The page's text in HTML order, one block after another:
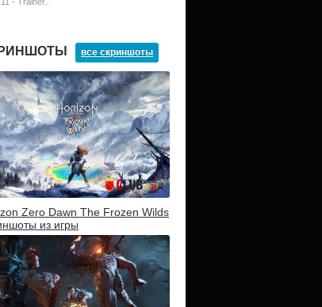
все скриншоты
Zero Dawn The Frozen Wilds
из игры